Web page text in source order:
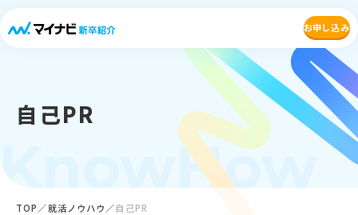
お申し込み
自己PR
TOP 就活ノウハウ 自己PR